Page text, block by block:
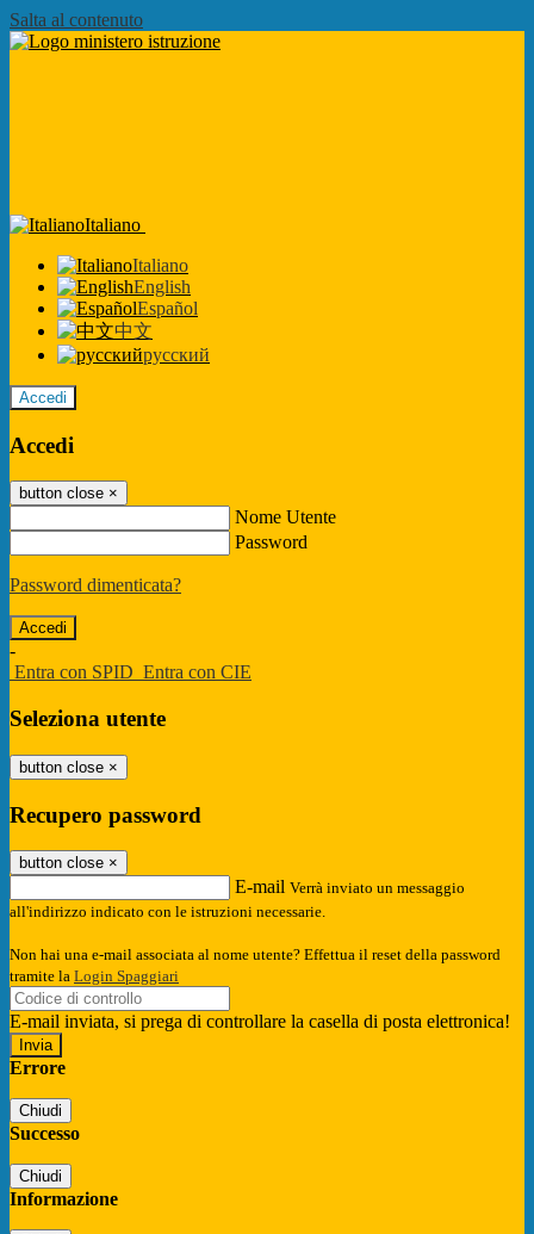
Salta al contenuto
Italiano
Italiano
English
Español
中文
русский
Accedi
Accedi
button close ×
Nome Utente
Password
Password dimenticata?
-
Entra con SPID Entra con CIE
Seleziona utente
button close ×
Recupero password
button close ×
E-mail Verrà inviato un messaggio
all'indirizzo indicato con le istruzioni necessarie.
Non hai una e-mail associata al nome utente? Effettua il reset della password
tramite la Login Spaggiari
E-mail inviata, si prega di controllare la casella di posta elettronica!
Errore
Chiudi
Successo
Chiudi
Informazione